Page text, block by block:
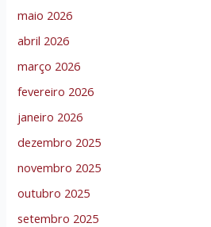
maio 2026
abril 2026
março 2026
fevereiro 2026
janeiro 2026
dezembro 2025
novembro 2025
outubro 2025
setembro 2025